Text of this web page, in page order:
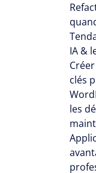
IA &
clés
les